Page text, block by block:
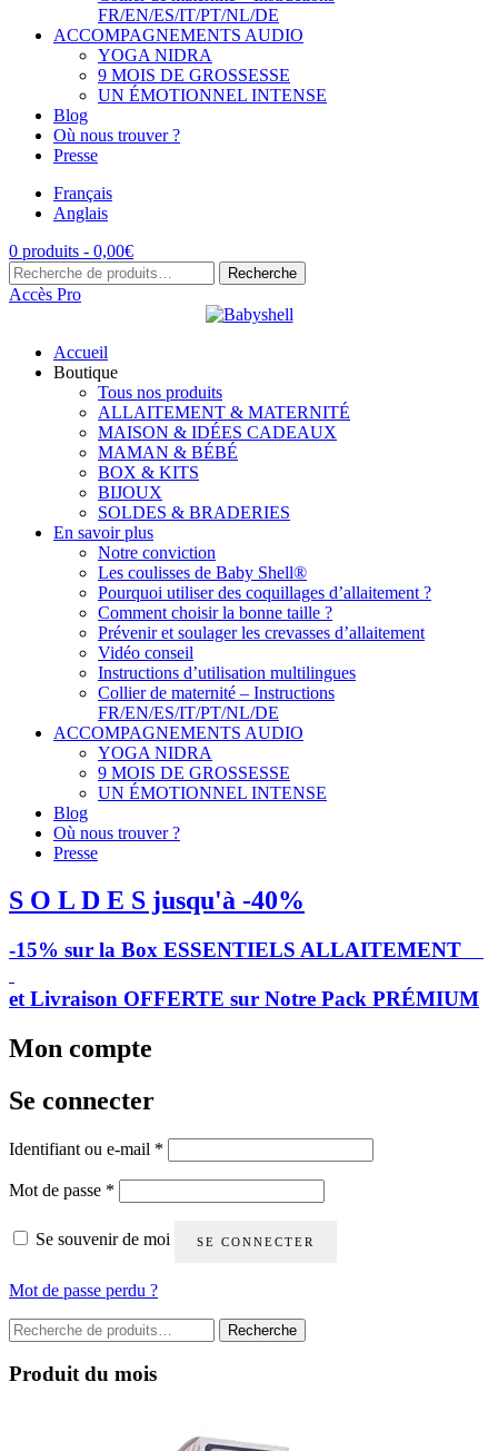
FR/EN/ES/IT/PT/NL/DE
ACCOMPAGNEMENTS AUDIO
YOGA NIDRA
9 MOIS DE GROSSESSE
UN ÉMOTIONNEL INTENSE
Blog
Où nous trouver ?
Presse
Français
Anglais
0 produits - 0,00€
Recherche
pour :
Recherche
Accès Pro
Accueil
Boutique
Tous nos produits
ALLAITEMENT & MATERNITÉ
MAISON & IDÉES CADEAUX
MAMAN & BÉBÉ
BOX & KITS
BIJOUX
SOLDES & BRADERIES
En savoir plus
Notre conviction
Les coulisses de Baby Shell®
Pourquoi utiliser des coquillages d’allaitement ?
Comment choisir la bonne taille ?
Prévenir et soulager les crevasses d’allaitement
Vidéo conseil
Instructions d’utilisation multilingues
Collier de maternité – Instructions
FR/EN/ES/IT/PT/NL/DE
ACCOMPAGNEMENTS AUDIO
YOGA NIDRA
9 MOIS DE GROSSESSE
UN ÉMOTIONNEL INTENSE
Blog
Où nous trouver ?
Presse
S O L D E S jusqu'à -40%
-15% sur la Box ESSENTIELS ALLAITEMENT
et Livraison OFFERTE sur Notre Pack PRÉMIUM
Mon compte
Se connecter
Identifiant ou e-mail *
Mot de passe *
Se souvenir de moi SE CONNECTER
Mot de passe perdu ?
Recherche
pour :
Recherche
Produit du mois